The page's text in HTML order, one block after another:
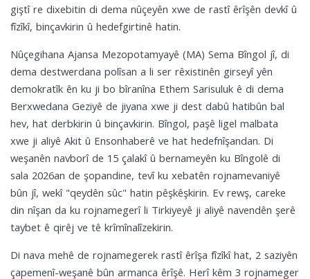
giştî re dixebitin di dema nûçeyên xwe de rastî êrîşên devkî û
fîzîkî, binçavkirin û hedefgirtinê hatin.
Nûçegihana Ajansa Mezopotamyayê (MA) Sema Bîngol jî, di
dema destwerdana polîsan a li ser rêxistinên girseyî yên
demokratîk ên ku ji bo bîranîna Ethem Sarisuluk ê di dema
Berxwedana Geziyê de jiyana xwe ji dest dabû hatibûn bal
hev, hat derbkirin û binçavkirin. Bîngol, paşê ligel malbata
xwe ji aliyê Akit û Ensonhaberê ve hat hedefnîşandan. Di
weşanên navborî de 15 çalakî û bernameyên ku Bîngolê di
sala 2026an de şopandine, tevî ku xebatên rojnamevaniyê
bûn jî, wekî "qeydên sûc" hatin pêşkêşkirin. Ev rewş, careke
din nîşan da ku rojnamegerî li Tirkiyeyê ji aliyê navendên şerê
taybet ê qirêj ve tê krîmînalîzekirin.
Di nava mehê de rojnamegerek rastî êrîşa fîzîkî hat, 2 saziyên
çapemenî-weşanê bûn armanca êrîşê. Herî kêm 3 rojnameger